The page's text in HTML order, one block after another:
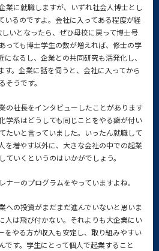
業に就職しますが、いずれ社会人博士とし
いるのですよ。会社に入ってある程度が経
いとなったら、ぜひ母校に戻って博士号
っても博士学生の数が増えれば、修士の学
なるし、企業との共同研究も活発化し、
。企業に話を伺うと、会社に入ってから
うです。
の社長をインタビューしたことがあります
学系はどうしても同じことをやる癖が付い
たいと言っていました。いったん就職して
を増やす以外に、大きな会社の中での起業
いくというのはいかがでしょう。
ナーのプログラムをやっていますよね。
への投資がまだまだ進んでいないと思いま
人は飛び付かない。それよりも大企業にい
をやる方が収入も安定し、取り組みやすい
です。学生にとって個人で起業すること